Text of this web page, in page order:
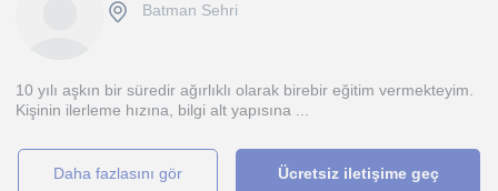
Batman Sehri
10 yılı aşkın bir süredir ağırlıklı olarak birebir eğitim vermekteyim.
Kişinin ilerleme hızına, bilgi alt yapısına ...
daha fazlasını gör Ücretsiz iletişime geç